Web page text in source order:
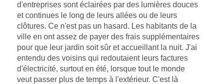
d'entreprises sont éclairées par des lumières douces
et continues le long de leurs allées ou de leurs
clôtures. Ce n'est pas un hasard. Les habitants de la
ville en ont assez de payer des frais supplémentaires
pour que leur jardin soit sûr et accueillant la nuit. J'ai
entendu des voisins qui redoutaient leurs factures
d'électricité, surtout en été, lorsque tout le monde
veut passer plus de temps à l'extérieur. C'est là